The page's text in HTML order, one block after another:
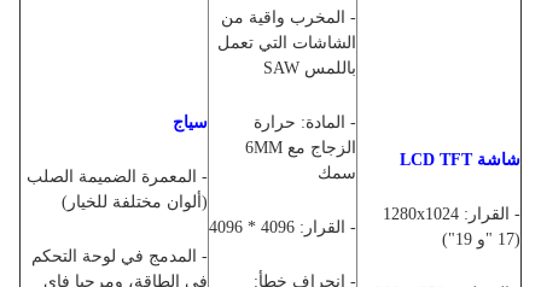
شاشة LCD TFT
- القرار: 1280x1024
(17 "و 19")
- المخرب واقية من
الشاشات التي تعمل
باللمس SAW
- المادة: حرارة
الزجاج مع 6MM
سمك
- القرار: 4096 * 4096
- انحراف خطأ:
سياج
- المعمرة الضميمة الصلب
(ألوان مختلفة للخيار)
- المدمج في لوحة التحكم
في الطاقة، ومرحبا فاي